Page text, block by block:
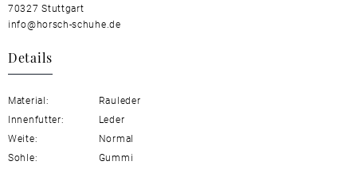
70327 Stuttgart
info@horsch-schuhe.de
Details
Material:
Rauleder
Innenfutter:
Leder
Weite:
Normal
Sohle:
Gummi